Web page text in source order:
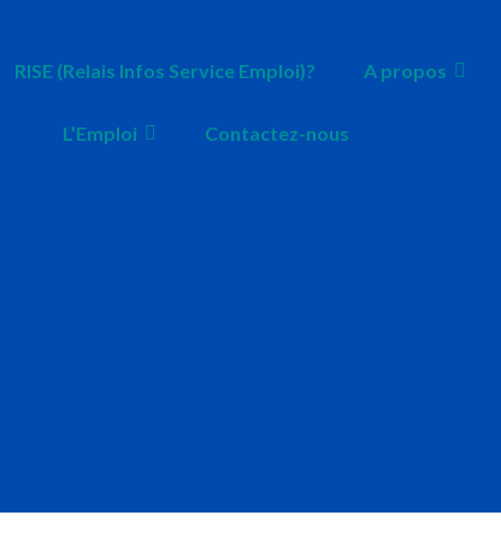
RISE (Relais Infos Service Emploi)? A propos
L’Emploi Contactez-nous